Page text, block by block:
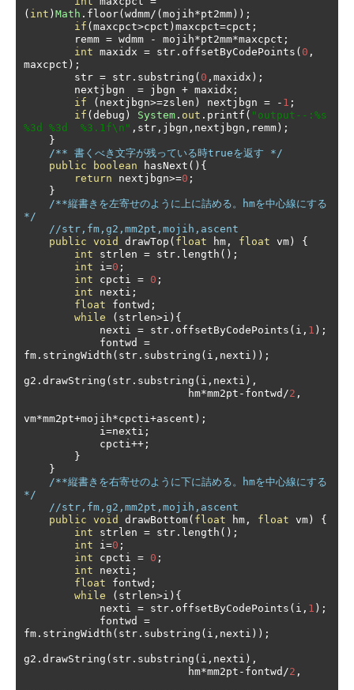
( int ) Math . floor( wdmm/( mojih*pt2mm ));
if ( maxcpct>cpct ) maxcpct=cpct ;
        remm
= wdmm - mojih*pt2mm*maxcpct ;
int maxidx = str . offsetByCodePoints ( 0 ,
maxcpct );
        str
= str . substring ( 0 , maxidx );
        nextjbgn
= jbgn + maxidx ;
if
( nextjbgn>=zslen ) nextjbgn = - 1 ;
if ( debug ) System . out . printf ( "output--:%s
%3d %3d  %3.1f\n" , str , jbgn , nextjbgn , remm );
}
/** 書くべき文字が残っている時trueを返す */
public
boolean hasNext (){
return nextjbgn>=0 ;
}
/**縦書きを左寄せのように上に詰める。hmを中心線にする
*/
//str,fm,g2,mm2pt,mojih,ascent
public void drawTop ( float hm , float vm )
{
int strlen = str . length ();
int i=0 ;
int cpcti = 0 ;
int nexti ;
float fontwd ;
while
( strlen>i ){
            nexti
= str . offsetByCodePoints ( i , 1 );
            fontwd
=
fm . stringWidth ( str . substring ( i , nexti ));
g2 . drawString ( str . substring ( i , nexti ),
                          hm
*mm2pt - fontwd /2 ,
vm*mm2pt+mojih*cpcti+ascent );
            i
=nexti ;
            cpcti
++;
}
}
/**縦書きを右寄せのように下に詰める。hmを中心線にする
*/
//str,fm,g2,mm2pt,mojih,ascent
public void drawBottom( float hm , float vm )
{
int strlen = str . length ();
int i=0 ;
int cpcti = 0 ;
int nexti ;
float fontwd ;
while
( strlen>i ){
            nexti
= str . offsetByCodePoints ( i , 1 );
            fontwd
=
fm . stringWidth ( str . substring ( i , nexti ));
g2 . drawString ( str . substring ( i , nexti ),
                          hm
*mm2pt - fontwd /2 ,